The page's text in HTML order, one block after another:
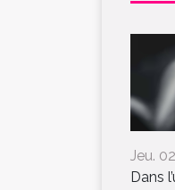
Jeu.
Dans